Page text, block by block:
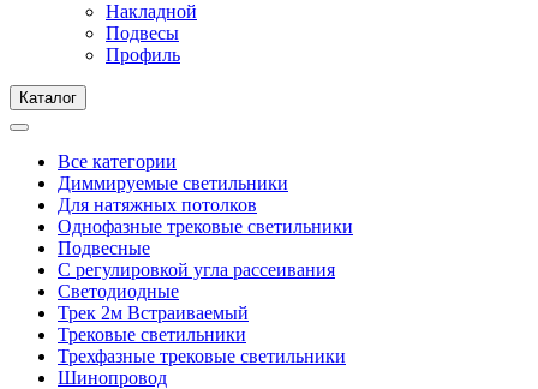
Накладной
Подвесы
Профиль
Каталог
Все категории
Диммируемые светильники
Для натяжных потолков
Однофазные трековые светильники
Подвесные
С регулировкой угла рассеивания
Светодиодные
Трек 2м Встраиваемый
Трековые светильники
Трехфазные трековые светильники
Шинопровод